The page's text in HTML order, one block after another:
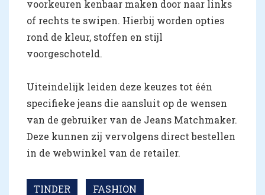
voorkeuren kenbaar maken door naar links
of rechts te swipen. Hierbij worden opties
rond de kleur, stoffen en stijl
voorgeschoteld.
Uiteindelijk leiden deze keuzes tot één
specifieke jeans die aansluit op de wensen
van de gebruiker van de Jeans Matchmaker.
Deze kunnen zij vervolgens direct bestellen
in de webwinkel van de retailer.
TINDER FASHION